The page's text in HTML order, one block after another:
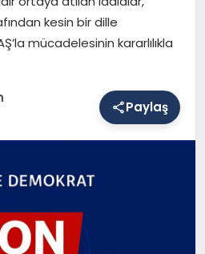
kesin bir dille
mücadelesinin kararlılıkla
Paylaş